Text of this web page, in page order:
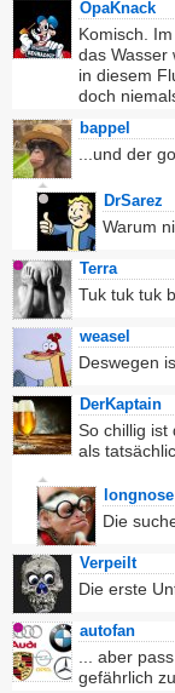
OpaKnack
Komisch.
das Wasser
in diesem
doch
bappel
...und der
DrSarez
Warum
Terra
Tuk tuk tuk
weasel
Deswegen
DerKaptain
So chillig ist
als
longnose
Die
Verpeilt
Die erste
autofan
... aber
gefährlich zu